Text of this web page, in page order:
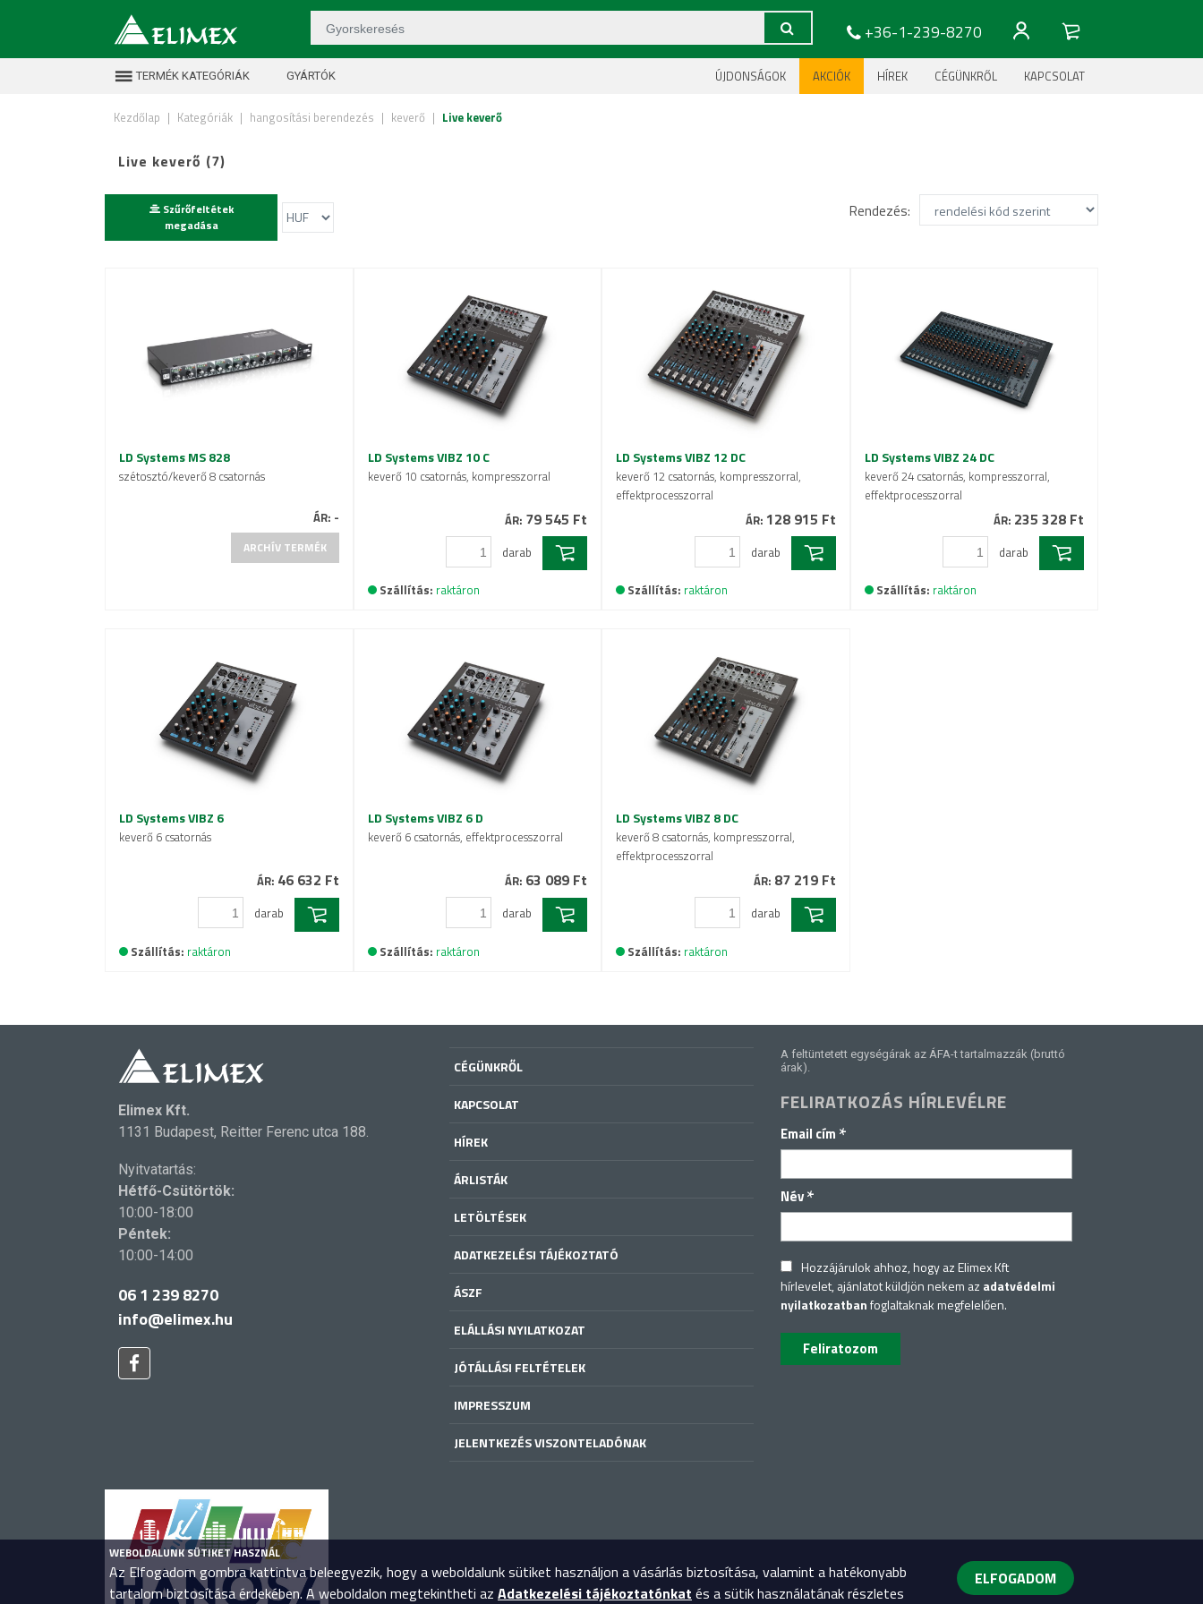
+36-1-239-8270
TERMÉK KATEGÓRIÁK GYÁRTÓK KAPCSOLAT
CÉGÜNKRŐL
HÍREK
AKCIÓK
ÚJDONSÁGOK
Kezdőlap | Kategóriák | hangosítási berendezés | keverő | Live keverő
Live keverő (7)
Szűrőfeltétek
megadása
Rendezés:
LD Systems MS 828
szétosztó/keverő 8 csatornás
ÁR: -
ARCHÍV TERMÉK
LD Systems VIBZ 10 C
keverő 10 csatornás, kompresszorral
ÁR: 79 545 Ft
darab
Szállítás: raktáron
LD Systems VIBZ 12 DC
keverő 12 csatornás, kompresszorral,
effektprocesszorral
ÁR: 128 915 Ft
darab
Szállítás: raktáron
LD Systems VIBZ 24 DC
keverő 24 csatornás, kompresszorral,
effektprocesszorral
ÁR: 235 328 Ft
darab
Szállítás: raktáron
LD Systems VIBZ 6
keverő 6 csatornás
ÁR: 46 632 Ft
darab
Szállítás: raktáron
LD Systems VIBZ 6 D
keverő 6 csatornás, effektprocesszorral
ÁR: 63 089 Ft
darab
Szállítás: raktáron
LD Systems VIBZ 8 DC
keverő 8 csatornás, kompresszorral,
effektprocesszorral
ÁR: 87 219 Ft
darab
Szállítás: raktáron
Elimex Kft.
1131 Budapest, Reitter Ferenc utca 188.
Nyitvatartás:
Hétfő-Csütörtök:
10:00-18:00
Péntek:
10:00-14:00
06 1 239 8270
info@elimex.hu
CÉGÜNKRŐL
KAPCSOLAT
HÍREK
ÁRLISTÁK
LETÖLTÉSEK
ADATKEZELÉSI TÁJÉKOZTATÓ
ÁSZF
ELÁLLÁSI NYILATKOZAT
JÓTÁLLÁSI FELTÉTELEK
IMPRESSZUM
JELENTKEZÉS VISZONTELADÓNAK
A feltüntetett egységárak az ÁFA-t tartalmazzák (bruttó
árak).
FELIRATKOZÁS HÍRLEVÉLRE
Email cím *
Név*
Hozzájárulok ahhoz, hogy az Elimex Kft
hírlevelet, ajánlatot küldjön nekem az adatvédelmi
nyilatkozatbanfoglaltaknak megfelelően.
WEBOLDALUNK SÜTIKET HASZNÁL
Az Elfogadom gombra kattintva beleegyezik, hogy a weboldalunk sütiket használjon a vásárlás biztosítása, valamint a hatékonyabb
tartalom biztosítása érdekében. A weboldalon megtekintheti az Adatkezelési tájékoztatónkat és a sütik használatának részletes
ELFOGADOM